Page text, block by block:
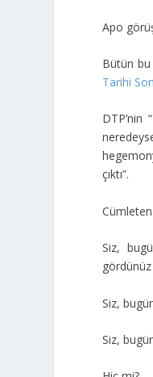
Apo
Bütün bu
Tarihi
DTP’nin
çıktı”.
Siz,
Siz,
Siz,